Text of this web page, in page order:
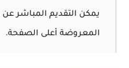
يمكن التقديم المباشر
المعروضة أعلى الصفحة.